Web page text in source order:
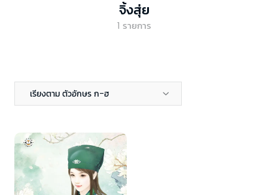
จิ้งสุ่ย
1 รายการ
เรียงตาม ตัวอักษร ก-ฮ